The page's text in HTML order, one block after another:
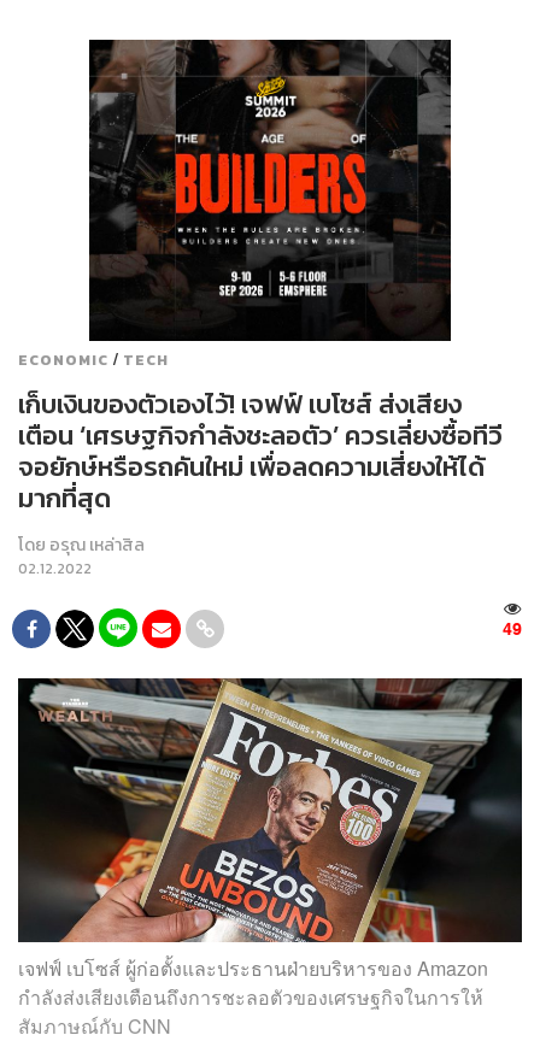
ECONOMIC / TECH
เก็บเงินของตัวเองไว้! เจฟฟ์ เบโซส์ ส่งเสียง
เตือน ‘เศรษฐกิจกำลังชะลอตัว’ ควรเลี่ยงซื้อทีวี
จอยักษ์หรือรถคันใหม่ เพื่อลดความเสี่ยงให้ได้
มากที่สุด
โดย อรุณ เหล่าสิล
02.12.2022
49
เจฟฟ์ เบโซส์ ผู้ก่อตั้งและประธานฝ่ายบริหารของ Amazon
กำลังส่งเสียงเตือนถึงการชะลอตัวของเศรษฐกิจในการให้
สัมภาษณ์กับ CNN